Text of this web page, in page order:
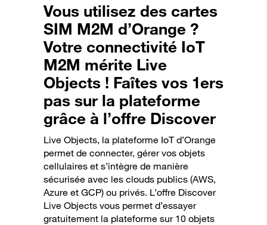
Vous utilisez des cartes
SIM M2M d’Orange ?
Votre connectivité IoT
M2M mérite Live
Objects ! Faîtes vos 1ers
pas sur la plateforme
grâce à l’offre Discover
Live Objects, la plateforme IoT d’Orange
permet de connecter, gérer vos objets
cellulaires et s’intègre de manière
sécurisée avec les clouds publics (AWS,
Azure et GCP) ou privés. L’offre Discover
Live Objects vous permet d’essayer
gratuitement la plateforme sur 10 objets